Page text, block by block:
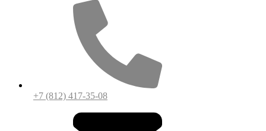
+7 (812) 417-35-08